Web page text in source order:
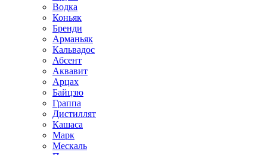
Водка
Коньяк
Бренди
Арманьяк
Кальвадос
Абсент
Аквавит
Арцах
Байцзю
Граппа
Дистиллят
Кашаса
Марк
Мескаль